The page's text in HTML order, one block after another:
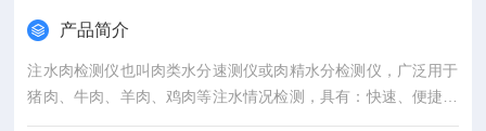
产品简介
注水肉检测仪也叫肉类水分速测仪或肉精水分检测仪，广泛用于
猪肉、牛肉、羊肉、鸡肉等注水情况检测，具有：快速、便捷、
准确、耐用等特点。